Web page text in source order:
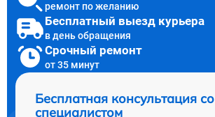
ремонт по желанию
Бесплатный выезд курьера
в день обращения
Срочный ремонт
от 35 минут
Бесплатная консультация со
специалистом